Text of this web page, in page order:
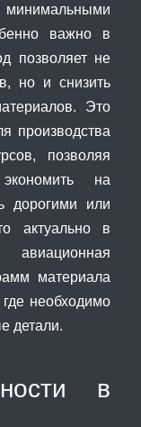
важно в
позволяет не
но и снизить
Это
производства
позволяя
экономить на
дорогими или
актуально в
материала
необходимо
детали.
в